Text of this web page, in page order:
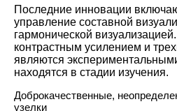
Последние инновации
управление составной
гармонической
контрастным усилением и
являются
находятся в стадии изучения.
Доброкачественные,
узелки